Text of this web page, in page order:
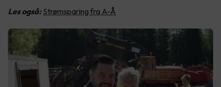
Les også: Strømsparing fra A-Å